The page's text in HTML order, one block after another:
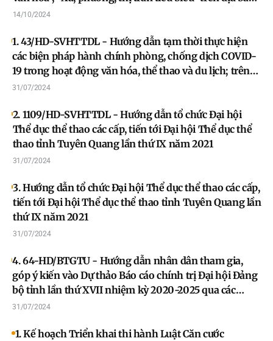
tỉnh Tuyên Quang
14/10/2024
1. 43/HD-SVHTTDL - Hướng dẫn tạm thời thực hiện
các biện pháp hành chính phòng, chống dịch COVID-
19 trong hoạt động văn hóa, thể thao và du lịch; trên
địa bàn tỉnh Tuyên Quang theo phân loại cấp độ dịch
31/07/2024
2. 1109/HD-SVHTTDL - Hướng dẫn tổ chức Đại hội
Thể dục thể thao các cấp, tiến tới Đại hội Thể dục thể
thao tỉnh Tuyên Quang lần thứ IX năm 2021
31/07/2024
3. Hướng dẫn tổ chức Đại hội Thể dục thể thao các cấp,
tiến tới Đại hội Thể dục thể thao tỉnh Tuyên Quang lần
thứ IX năm 2021
31/07/2024
4. 64-HD/BTGTU - Hướng dẫn nhân dân tham gia,
góp ý kiến vào Dự thảo Báo cáo chính trị Đại hội Đảng
bộ tỉnh lần thứ XVII nhiệm kỳ 2020-2025 qua các
phương tiện thông tin đại chúng
31/07/2024
1. Kế hoạch Triển khai thi hành Luật Căn cước